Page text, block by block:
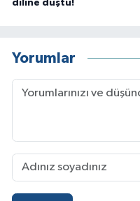
diline düştü!
Yorumlar